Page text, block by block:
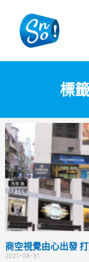
標
商空視覺由心出發
2021-08-31